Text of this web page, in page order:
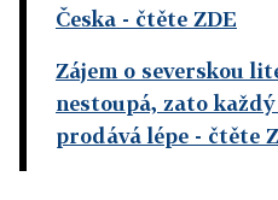
Česka - čtěte ZDE
Zájem o severskou
nestoupá, zato
prodává lépe - čtěte